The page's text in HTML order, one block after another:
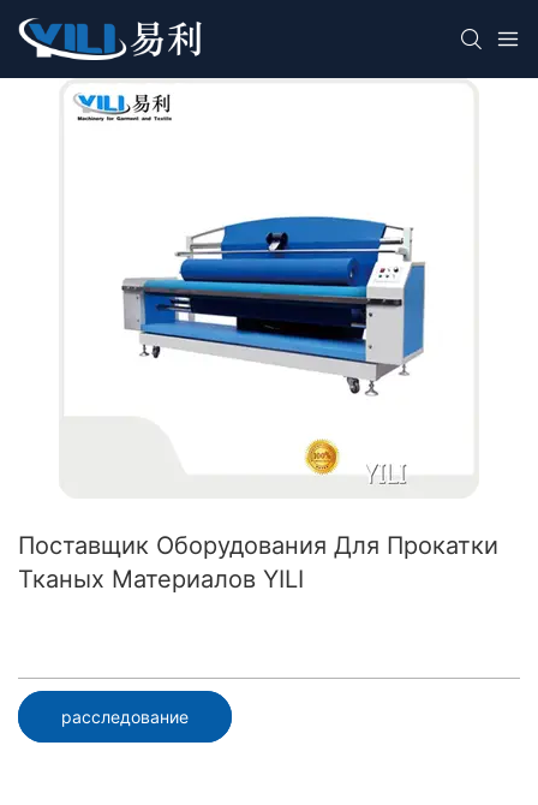
Поставщик Оборудования Для Прокатки
Тканых Материалов YILI
расследование